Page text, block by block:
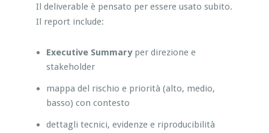
Il deliverable è pensato per essere usato subito.
Il report include:
Executive Summaryper direzione e
stakeholder
mappa del rischio e priorità (alto, medio,
basso) con contesto
dettagli tecnici, evidenze e riproducibilità